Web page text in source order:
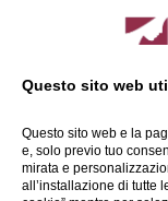
Sdrucciolo di
Questo sito web
Questo sito web e la
e, solo previo tuo
mirata e
all’installazione di tutte